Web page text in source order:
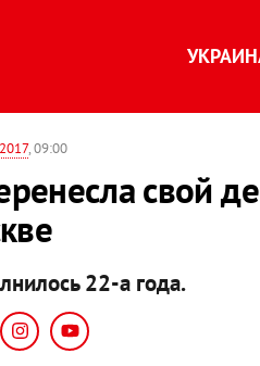
, 09:00
свой
22-а года.